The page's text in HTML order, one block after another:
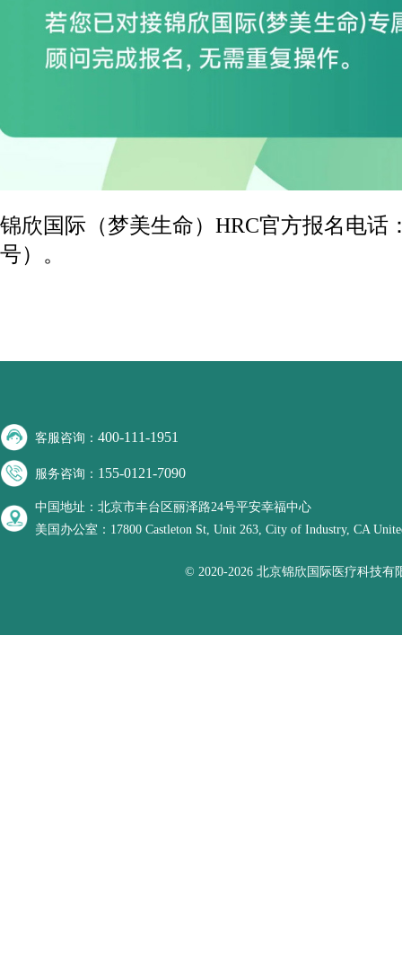
锦欣国际（梦美生命）HRC官方报名电话
号）。
客服咨询：400-111-1951
服务咨询： 155-0121-7090
中国地址：北京市丰台区丽泽路24号平安幸福中心
美国办公室：17800 Castleton St, Unit 263, City of Industry, CA
© 2020-2026 北京锦欣国际医疗科